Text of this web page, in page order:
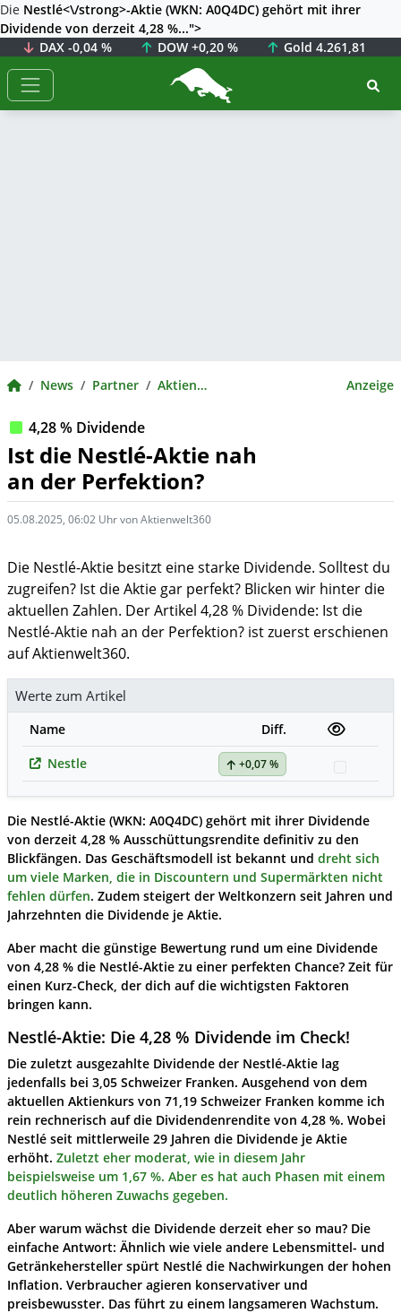
Die Nestlé<\/strong>-Aktie (WKN: A0Q4DC) gehört mit ihrer
Dividende von derzeit 4,28 %...">
DAX-0,04 % DOW+0,20 % Gold4.261,81
BörsenNEWS.de
BörsenNEWS.de
News Partner Aktienwelt360 Anzeige
4,28 % Dividende
Ist die Nestlé-Aktie nah
an der Perfektion?
05.08.2025, 06:02 Uhr von Aktienwelt360
Die Nestlé-Aktie besitzt eine starke Dividende. Solltest du
zugreifen? Ist die Aktie gar perfekt? Blicken wir hinter die
aktuellen Zahlen. Der Artikel 4,28 % Dividende: Ist die
Nestlé-Aktie nah an der Perfektion? ist zuerst erschienen
auf Aktienwelt360.
Werte zum Artikel
Name
Diff.
Nestle
+0,07 %
Die Nestlé-Aktie (WKN: A0Q4DC) gehört mit ihrer Dividende
von derzeit 4,28 % Ausschüttungsrendite definitiv zu den
Blickfängen. Das Geschäftsmodell ist bekannt und dreht sich
um viele Marken, die in Discountern und Supermärkten nicht
fehlen dürfen. Zudem steigert der Weltkonzern seit Jahren und
Jahrzehnten die Dividende je Aktie.
Aber macht die günstige Bewertung rund um eine Dividende
von 4,28 % die Nestlé-Aktie zu einer perfekten Chance? Zeit für
einen Kurz-Check, der dich auf die wichtigsten Faktoren
bringen kann.
Nestlé-Aktie: Die 4,28 % Dividende im Check!
Die zuletzt ausgezahlte Dividende der Nestlé-Aktie lag
jedenfalls bei 3,05 Schweizer Franken. Ausgehend von dem
aktuellen Aktienkurs von 71,19 Schweizer Franken komme ich
rein rechnerisch auf die Dividendenrendite von 4,28 %. Wobei
Nestlé seit mittlerweile 29 Jahren die Dividende je Aktie
erhöht. Zuletzt eher moderat, wie in diesem Jahr
beispielsweise um 1,67 %. Aber es hat auch Phasen mit einem
deutlich höheren Zuwachs gegeben.
Aber warum wächst die Dividende derzeit eher so mau? Die
einfache Antwort: Ähnlich wie viele andere Lebensmittel- und
Getränkehersteller spürt Nestlé die Nachwirkungen der hohen
Inflation. Verbraucher agieren konservativer und
preisbewusster. Das führt zu einem langsameren Wachstum.